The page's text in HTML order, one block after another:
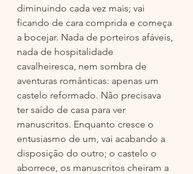
diminuindo cada vez mais; vai
ficando de cara comprida e começa
a bocejar. Nada de porteiros afáveis,
nada de hospitalidade
cavalheiresca, nem sombra de
aventuras românticas: apenas um
castelo reformado. Não precisava
ter saído de casa para ver
manuscritos. Enquanto cresce o
entusiasmo de um, vai acabando a
disposição do outro; o castelo o
aborrece, os manuscritos cheiram a